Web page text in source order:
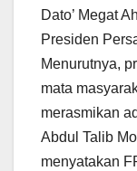
Dato’ Megat
Presiden
Menurutnya,
mata
merasmikan
Abdul Talib
menyatakan